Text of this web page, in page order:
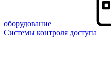
оборудование
Системы контроля доступа